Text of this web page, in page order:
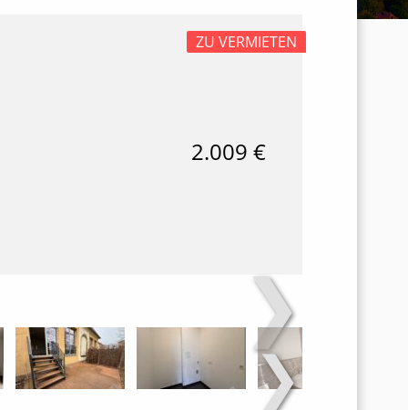
ZU VERMIETEN
2.009 €
❯
❯